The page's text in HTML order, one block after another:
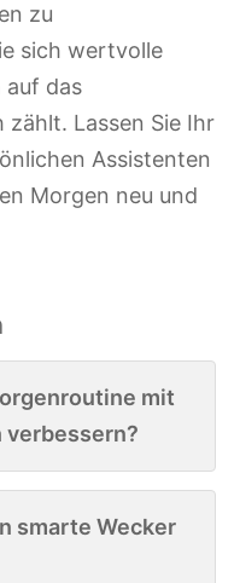
zu
sich wertvolle
auf das
Lassen Sie Ihr
Assistenten
Morgen neu und
mit
verbessern?
smarte Wecker